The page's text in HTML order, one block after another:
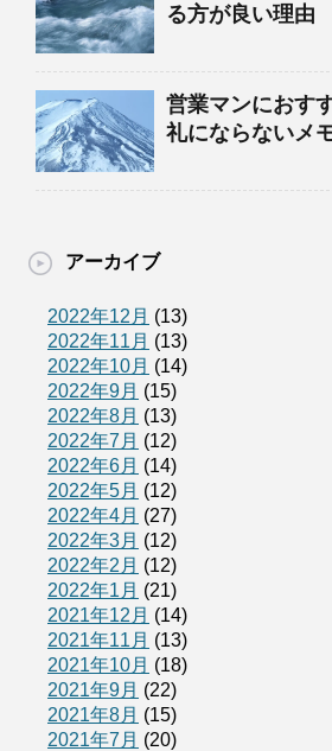
る方が良い理由
営業マンにおす
礼にならないメ
アーカイブ
2022年12月 (13)
2022年11月 (13)
2022年10月 (14)
2022年9月 (15)
2022年8月 (13)
2022年7月 (12)
2022年6月 (14)
2022年5月 (12)
2022年4月 (27)
2022年3月 (12)
2022年2月 (12)
2022年1月 (21)
2021年12月 (14)
2021年11月 (13)
2021年10月 (18)
2021年9月 (22)
2021年8月 (15)
2021年7月 (20)